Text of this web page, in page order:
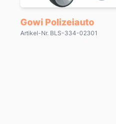
Gowi Polizeiauto
Artikel-Nr. BLS-334-02301